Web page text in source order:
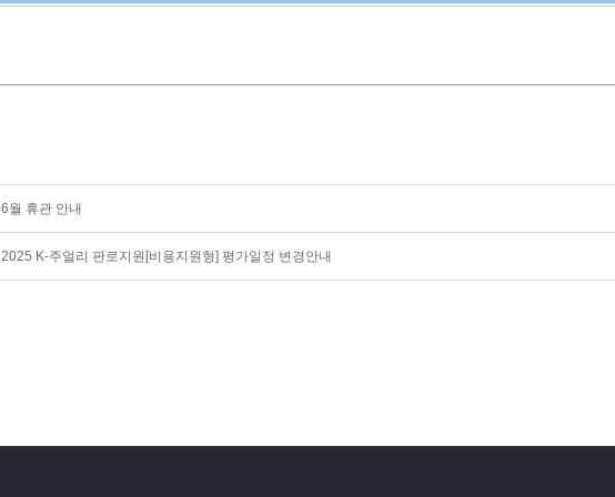
6월 휴관 안내
2025 K-주얼리 판로지원[비용지원형] 평가일정 변경안내